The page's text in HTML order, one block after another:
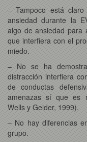
– Tampoco está
ansiedad durante la
algo de ansiedad para
que interfiera con el
miedo.
– No se ha
distracción interfiera
de conductas
amenazas sí que es
Wells y Gelder, 1999).
– No hay diferencias
grupo.